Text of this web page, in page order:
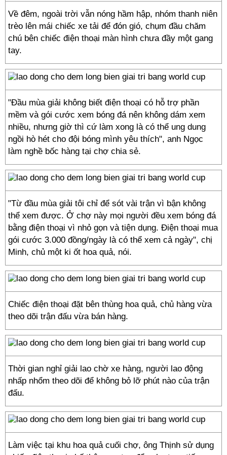
Về đêm, ngoài trời vẫn nóng hầm hập, nhóm thanh niên
trèo lên mái chiếc xe tải để đón gió, chụm đầu chăm
chú bên chiếc điện thoại màn hình chưa đầy một gang
tay.
"Đầu mùa giải không biết điện thoại có hỗ trợ phần
mềm và gói cước xem bóng đá nên không dám xem
nhiều, nhưng giờ thì cứ làm xong là có thể ung dung
ngồi hò hét cho đội bóng mình yêu thích", anh Ngọc
làm nghề bốc hàng tại chợ chia sẻ.
"Từ đầu mùa giải tôi chỉ để sót vài trận vì bận không
thể xem được. Ở chợ này mọi người đều xem bóng đá
bằng điện thoại vì nhỏ gọn và tiện dụng. Điện thoại mua
gói cước 3.000 đồng/ngày là có thể xem cả ngày", chị
Minh, chủ một ki ốt hoa quả, nói.
Chiếc điện thoại đặt bên thùng hoa quả, chủ hàng vừa
theo dõi trận đấu vừa bán hàng.
Thời gian nghỉ giải lao chờ xe hàng, người lao động
nhấp nhổm theo dõi để không bỏ lỡ phút nào của trận
đấu.
Làm việc tại khu hoa quả cuối chợ, ông Thịnh sử dụng